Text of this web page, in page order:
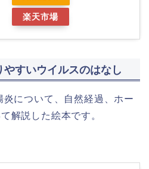
楽天市場
すいウイルスのはなし
について、自然経過、ホー
解説した絵本です。